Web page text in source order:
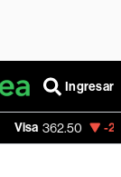
Ingresar
-2.15%